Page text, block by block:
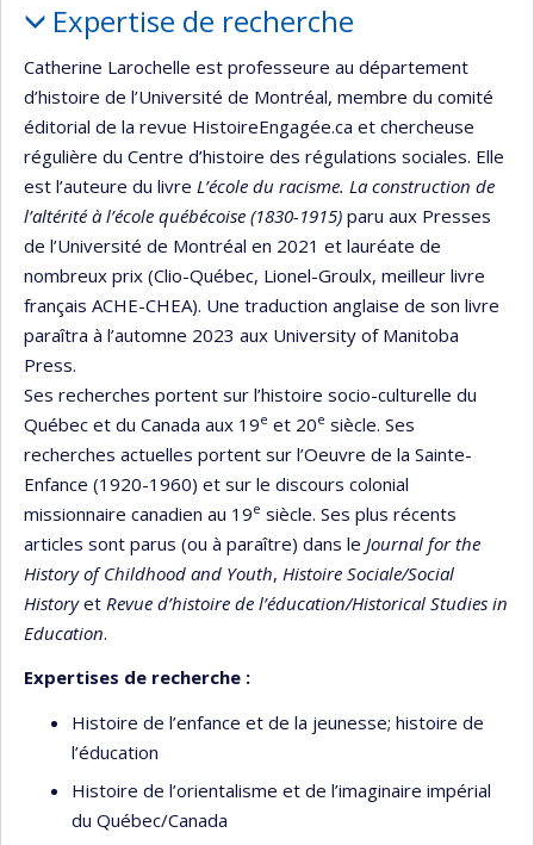
Expertise de recherche
Catherine Larochelle est professeure au département
d’histoire de l’Université de Montréal, membre du comité
éditorial de la revue HistoireEngagée.ca et chercheuse
régulière du Centre d’histoire des régulations sociales. Elle
est l’auteure du livre L’école du racisme. La construction de
l’altérité à l’école québécoise (1830-1915) paru aux Presses
de l’Université de Montréal en 2021 et lauréate de
nombreux prix (Clio-Québec, Lionel-Groulx, meilleur livre
français ACHE-CHEA). Une traduction anglaise de son livre
paraîtra à l’automne 2023 aux University of Manitoba
Press.
Ses recherches portent sur l’histoire socio-culturelle du
Québec et du Canada aux 19e et 20e siècle. Ses
recherches actuelles portent sur l’Oeuvre de la Sainte-
Enfance (1920-1960) et sur le discours colonial
missionnaire canadien au 19e siècle. Ses plus récents
articles sont parus (ou à paraître) dans le Journal for the
History of Childhood and Youth, Histoire Sociale/Social
Historyet Revue d’histoire de l’éducation/Historical Studies in
Education.
Expertises de recherche :
Histoire de l’enfance et de la jeunesse; histoire de
l’éducation
Histoire de l’orientalisme et de l’imaginaire impérial
du Québec/Canada